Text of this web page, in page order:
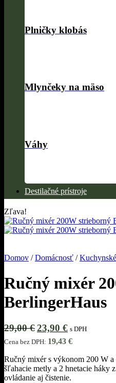
Plničky klobás
Mlynčeky na mäso
Váhy
Destilačné prístroje
Zľava!
Domov / Domácnosť /
Ručný mixér
BerlingerHaus
29,00€ Pôvodná
cena
bola:
29,00 €.
23,90 €Aktuálna
je:
s DPH
Cena bez DPH: 19,43 €
Ručný mixér s výkonom 200 W
šľahacie metly a 2 hnetacie háky
ovládanie aj čistenie.